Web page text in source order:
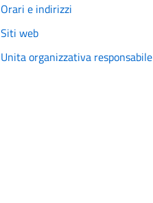
Orari e indirizzi
Siti web
Unita organizzativa responsabile